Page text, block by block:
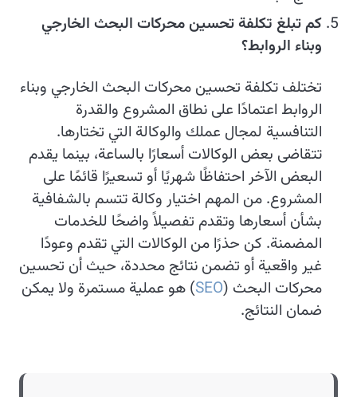
كم تبلغ تكلفة تحسين محركات البحث الخارجي
وبناء الروابط؟
تختلف تكلفة تحسين محركات البحث الخارجي وبناء
الروابط اعتمادًا على نطاق المشروع والقدرة
التنافسية لمجال عملك والوكالة التي تختارها.
تتقاضى بعض الوكالات أسعارًا بالساعة، بينما يقدم
البعض الآخر احتفاظًا شهريًا أو تسعيرًا قائمًا على
المشروع. من المهم اختيار وكالة تتسم بالشفافية
بشأن أسعارها وتقدم تفصيلاً واضحًا للخدمات
المضمنة. كن حذرًا من الوكالات التي تقدم وعودًا
غير واقعية أو تضمن نتائج محددة، حيث أن تحسين
محركات البحث (SEO) هو عملية مستمرة ولا يمكن
ضمان النتائج.